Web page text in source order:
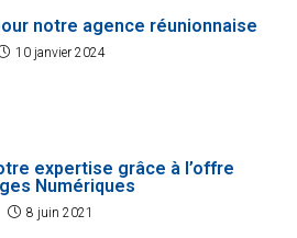
notre agence réunionnaise
10 janvier 2024
expertise grâce à l’offre
Numériques
8 juin 2021